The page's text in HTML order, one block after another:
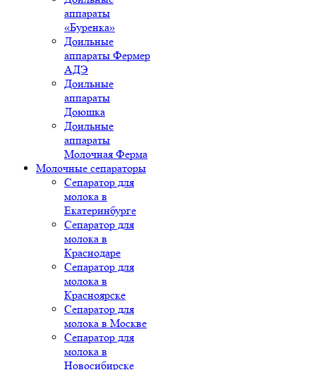
аппараты
«Буренка»
Доильные
аппараты Фермер
АДЭ
Доильные
аппараты
Доюшка
Доильные
аппараты
Молочная Ферма
Молочные сепараторы
Сепаратор для
молока в
Екатеринбурге
Сепаратор для
молока в
Краснодаре
Сепаратор для
молока в
Красноярске
Сепаратор для
молока в Москве
Сепаратор для
молока в
Новосибирске